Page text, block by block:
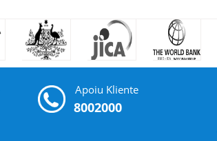
Apoiu Kliente
8002000